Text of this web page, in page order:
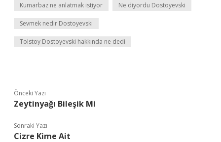
Kumarbaz ne anlatmak istiyor Ne diyordu Dostoyevski
Sevmek nedir Dostoyevski
Tolstoy Dostoyevski hakkında ne dedi
Önceki Yazı
Zeytinyağı Bileşik Mi
Sonraki Yazı
Cizre Kime Ait